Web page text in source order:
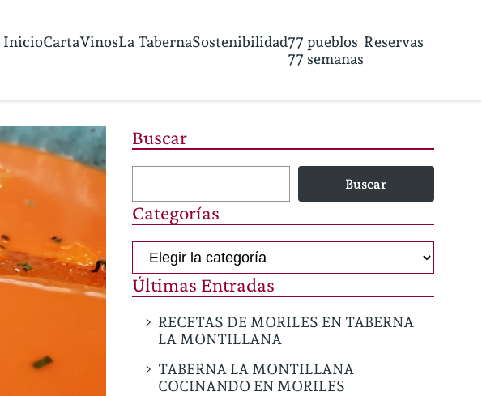
InicioCartaVinosLa TabernaSostenibilidad77 pueblos
77 semanas
Reservas
Buscar
Buscar
Categorías
Categorías
Últimas Entradas
RECETAS DE MORILES EN TABERNA
LA MONTILLANA
TABERNA LA MONTILLANA
COCINANDO EN MORILES